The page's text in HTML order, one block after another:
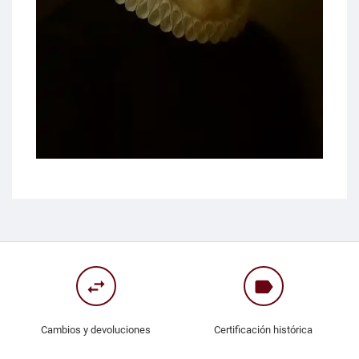
swap_horiz
Cambios y devoluciones
label
Certificación histórica